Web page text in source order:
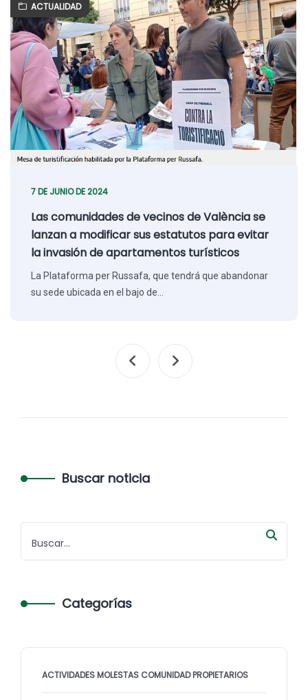
ACTUALIDAD
7 DE JUNIO DE 2024
Las comunidades de vecinos de València se
lanzan a modificar sus estatutos para evitar
la invasión de apartamentos turísticos
La Plataforma per Russafa, que tendrá que abandonar
su sede ubicada en el bajo de…
Buscar noticia
Categorías
ACTIVIDADES MOLESTAS COMUNIDAD PROPIETARIOS